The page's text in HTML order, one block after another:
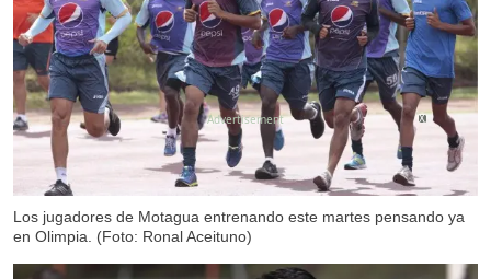
Los jugadores de Motagua entrenando este martes pensando ya
en Olimpia. (Foto: Ronal Aceituno)
X